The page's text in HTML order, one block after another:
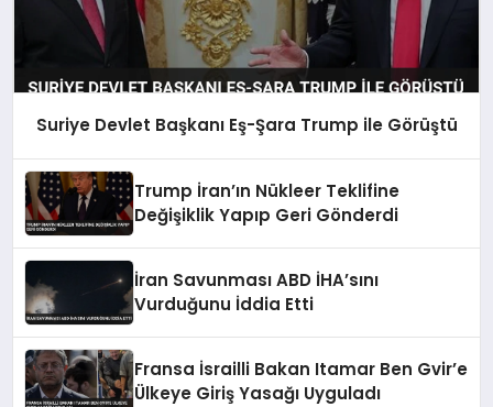
Suriye Devlet Başkanı Eş-Şara Trump ile Görüştü
Trump İran’ın Nükleer Teklifine
Değişiklik Yapıp Geri Gönderdi
İran Savunması ABD İHA’sını
Vurduğunu İddia Etti
Fransa İsrailli Bakan Itamar Ben Gvir’e
Ülkeye Giriş Yasağı Uyguladı